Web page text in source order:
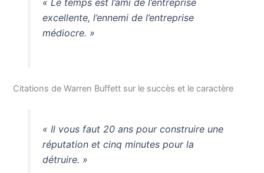
excellente, l’ennemi de l’entreprise
médiocre. »
Citations de Warren Buffett sur le succès et le caractère
« Il vous faut 20 ans pour construire une
réputation et cinq minutes pour la
détruire. »